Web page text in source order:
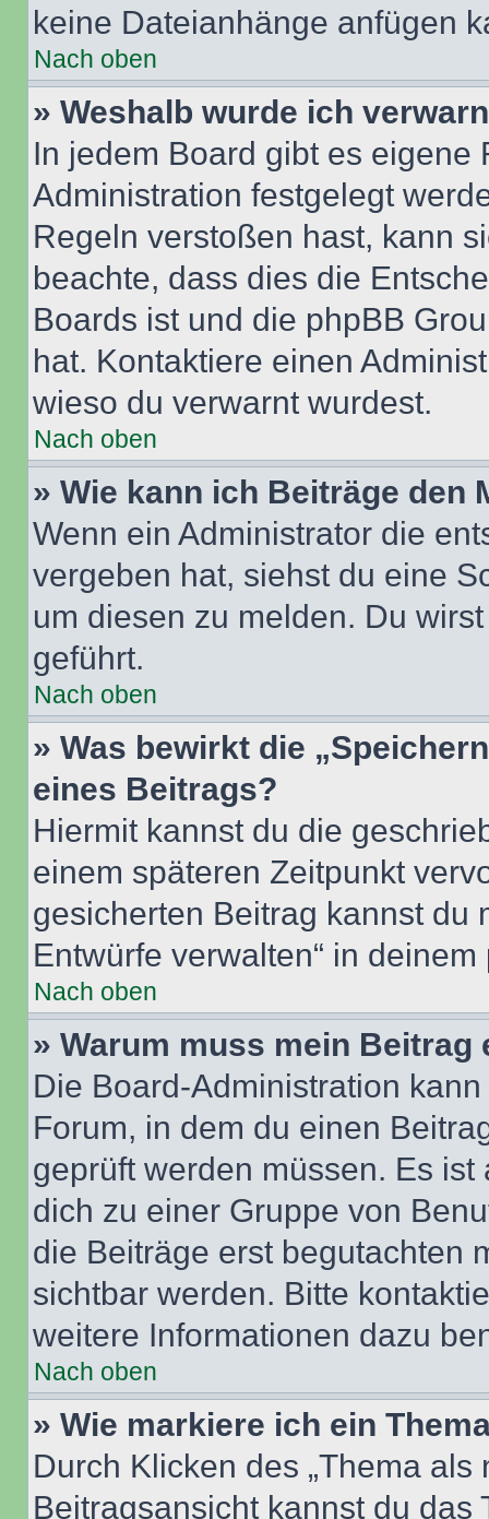
keine Dateianhänge anfügen
Nach oben
» Weshalb wurde ich
In jedem Board gibt es
Administration festgelegt
Regeln verstoßen hast, kann
beachte, dass dies die
Boards ist und die phpBB
hat. Kontaktiere einen
wieso du verwarnt wurdest.
Nach oben
» Wie kann ich Beiträge den
Wenn ein Administrator die
vergeben hat, siehst du eine
um diesen zu melden. Du
geführt.
Nach oben
» Was bewirkt die
eines Beitrags?
Hiermit kannst du die
einem späteren Zeitpunkt
gesicherten Beitrag kannst du
Entwürfe verwalten“ in
Nach oben
» Warum muss mein
Die Board-Administration
Forum, in dem du einen
geprüft werden müssen. Es
dich zu einer Gruppe von
die Beiträge erst begutachten
sichtbar werden. Bitte
weitere Informationen dazu
Nach oben
» Wie markiere ich ein
Durch Klicken des „Thema
Beitragsansicht kannst du